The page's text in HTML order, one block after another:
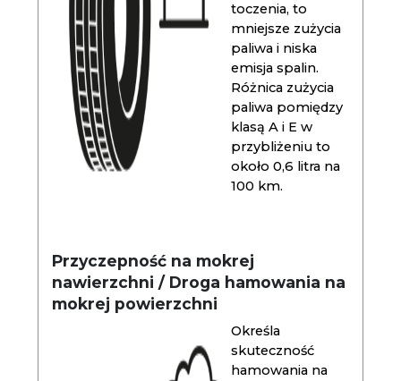
toczenia, to
mniejsze zużycia
paliwa i niska
emisja spalin.
Różnica zużycia
paliwa pomiędzy
klasą A i E w
przybliżeniu to
około 0,6 litra na
100 km.
Przyczepność na mokrej
nawierzchni / Droga hamowania na
mokrej powierzchni
Określa
skuteczność
hamowania na